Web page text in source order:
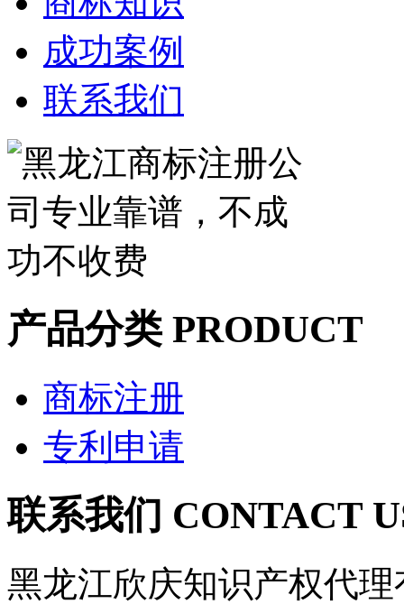
成功案例
联系我们
产品分类 PRODUCT
商标注册
专利申请
联系我们 CONTACT
黑龙江欣庆知识产权代